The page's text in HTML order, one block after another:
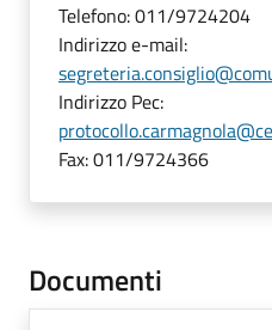
Telefono:011/9724204
Indirizzo e-mail:
Indirizzo Pec:
Fax:011/9724366
Documenti